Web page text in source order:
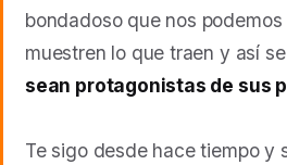
bondadoso que nos
muestren lo que traen y así
sean protagonistas de sus
Te sigo desde hace tiempo y